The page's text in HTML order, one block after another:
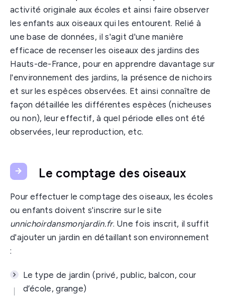
activité originale aux écoles et ainsi faire observer
les enfants aux oiseaux qui les entourent. Relié à
une base de données, il s'agit d'une manière
efficace de recenser les oiseaux des jardins des
Hauts-de-France, pour en apprendre davantage sur
l'environnement des jardins, la présence de nichoirs
et sur les espèces observées. Et ainsi connaître de
façon détaillée les différentes espèces (nicheuses
ou non), leur effectif, à quel période elles ont été
observées, leur reproduction, etc.
Le comptage des oiseaux
Pour effectuer le comptage des oiseaux, les écoles
ou enfants doivent s'inscrire sur le site
unnichoirdansmonjardin.fr. Une fois inscrit, il suffit
d'ajouter un jardin en détaillant son environnement
:
Le type de jardin (privé, public, balcon, cour
d’école, grange)